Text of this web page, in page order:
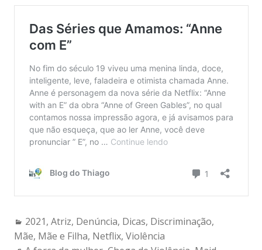
Categories:
2021, Atriz, Denúncia, Dicas, Discriminação,
Mãe, Mãe e Filha, Netflix, Violência